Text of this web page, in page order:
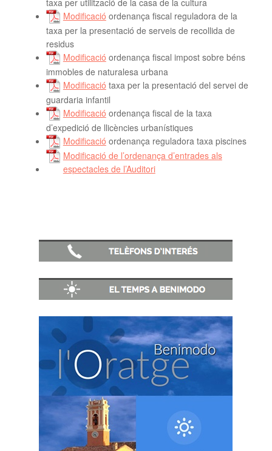
taxa per utilització de la casa de la cultura
Modificació ordenança fiscal reguladora de la
taxa per la presentació de serveis de recollida de
residus
Modificació ordenança fiscal impost sobre béns
immobles de naturalesa urbana
Modificació taxa per la presentació del servei de
guardaria infantil
Modificació ordenança fiscal de la taxa
d’expedició de llicències urbanístiques
Modificació ordenança reguladora taxa piscines
Modificació de l’ordenança d’entrades als
espectacles de l’Auditori